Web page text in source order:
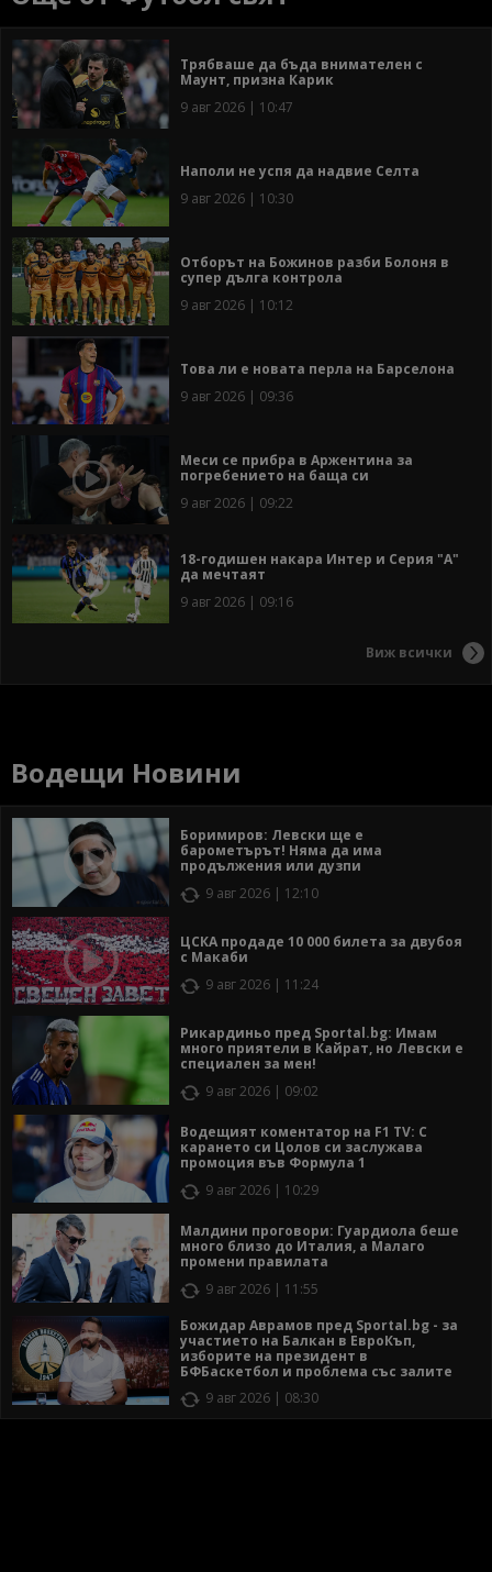
Трябваше да бъда внимателен с
Маунт, призна Карик
9 авг 2026 | 10:47
Наполи не успя да надвие Селта
9 авг 2026 | 10:30
Отборът на Божинов разби Болоня в
супер дълга контрола
9 авг 2026 | 10:12
Това ли е новата перла на Барселона
9 авг 2026 | 09:36
Меси се прибра в Аржентина за
погребението на баща си
9 авг 2026 | 09:22
18-годишен накара Интер и Серия "А"
да мечтаят
9 авг 2026 | 09:16
Виж всички
Водещи Новини
Боримиров: Левски ще е
барометърът! Няма да има
продължения или дузпи
9 авг 2026 | 12:10
ЦСКА продаде 10 000 билета за двубоя
с Макаби
9 авг 2026 | 11:24
Рикардиньо пред Sportal.bg: Имам
много приятели в Кайрат, но Левски е
специален за мен!
9 авг 2026 | 09:02
Водещият коментатор на F1 TV: С
карането си Цолов си заслужава
промоция във Формула 1
9 авг 2026 | 10:29
Малдини проговори: Гуардиола беше
много близо до Италия, а Малаго
промени правилата
9 авг 2026 | 11:55
Божидар Аврамов пред Sportal.bg - за
участието на Балкан в ЕвроКъп,
изборите на президент в
БФБаскетбол и проблема със залите
9 авг 2026 | 08:30